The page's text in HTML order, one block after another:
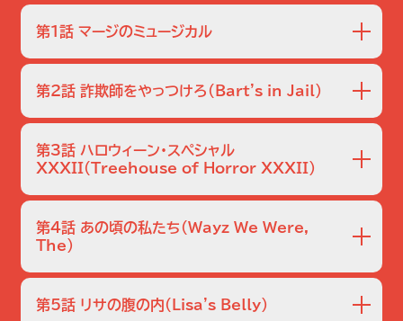
第1話 マージのミュージカル
スプリングフィールドでミュージカルを制作することになり、
マージは自分が高校時代に関わったミュージカルの演出担当
脅かされる。
第2話 詐欺師をやっつけろ （Bart's in Jail）
電話の詐欺に引っかかってしまったおじいちゃんのために、
シンプソン一家はだまし取られたお金を取り戻そうとする。
第3話 ハロウィーン・スペシャル
XXXII（Treehouse of Horror XXXII）
恒例のハロウィーン・スペシャル！ポン・ジュノの「パラサイト」
やバンビの復讐など盛りだくさん。
第4話 あの頃の私たち （Wayz We Were,
The）
エバーグリーン・テラスで交通渋滞が起き、モーは運命的な選
択を迫られる。
第5話 リサの腹の内（Lisa's Belly）